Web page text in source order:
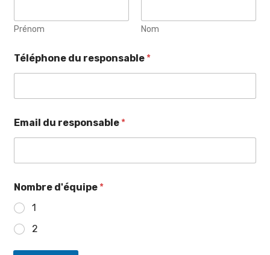
Prénom Nom
Téléphone du responsable *
Email du responsable *
Nombre d'équipe *
1
2